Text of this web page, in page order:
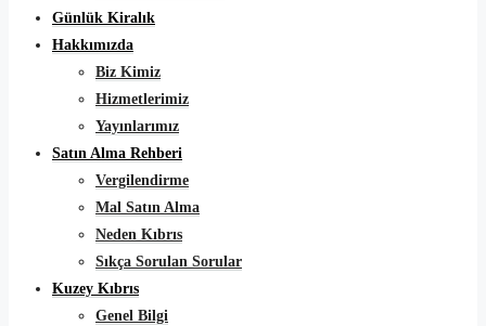
Günlük Kiralık
Hakkımızda
Biz Kimiz
Hizmetlerimiz
Yayınlarımız
Satın Alma Rehberi
Vergilendirme
Mal Satın Alma
Neden Kıbrıs
Sıkça Sorulan Sorular
Kuzey Kıbrıs
Genel Bilgi